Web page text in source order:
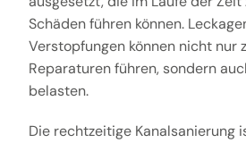
Schäden führen können.
Verstopfungen können nicht nur
Reparaturen führen, sondern
belasten.
Die rechtzeitige Kanalsanierung